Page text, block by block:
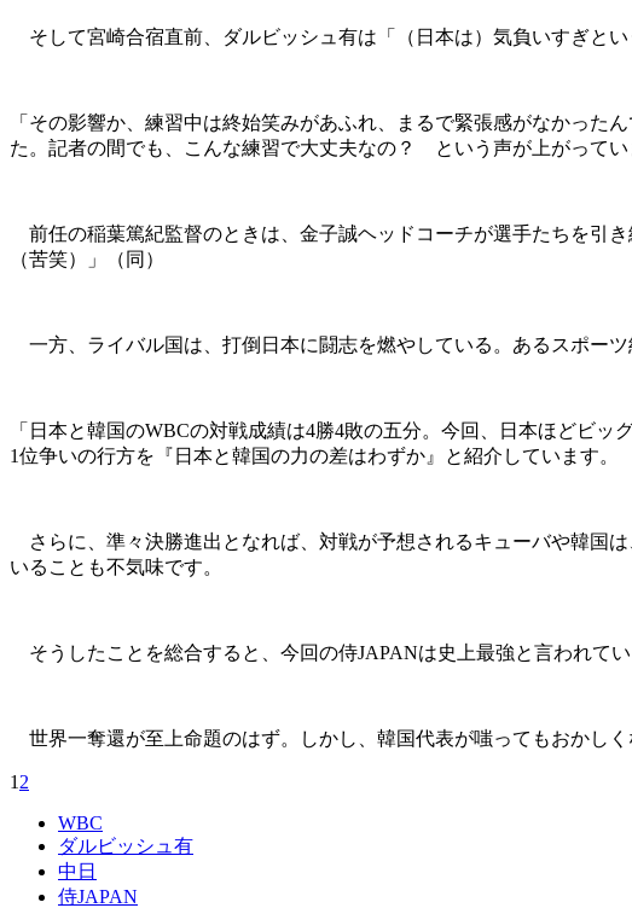
そして宮崎合宿直前、ダルビッシュ有は「（日本は）気負いすぎと
「その影響か、練習中は終始笑みがあふれ、まるで緊張感がなかっ
た。記者の間でも、こんな練習で大丈夫なの？ という声が上がってい
前任の稲葉篤紀監督のときは、金子誠ヘッドコーチが選手たちを引
（苦笑）」（同）
一方、ライバル国は、打倒日本に闘志を燃やしている。あるスポーツ
「日本と韓国のWBCの対戦成績は4勝4敗の五分。今回、日本ほどビ
1位争いの行方を『日本と韓国の力の差はわずか』と紹介しています。
さらに、準々決勝進出となれば、対戦が予想されるキューバや韓国
いることも不気味です。
そうしたことを総合すると、今回の侍JAPANは史上最強と言われて
世界一奪還が至上命題のはず。しかし、韓国代表が嗤ってもおかしく
1 2
WBC
ダルビッシュ有
中日
侍JAPAN